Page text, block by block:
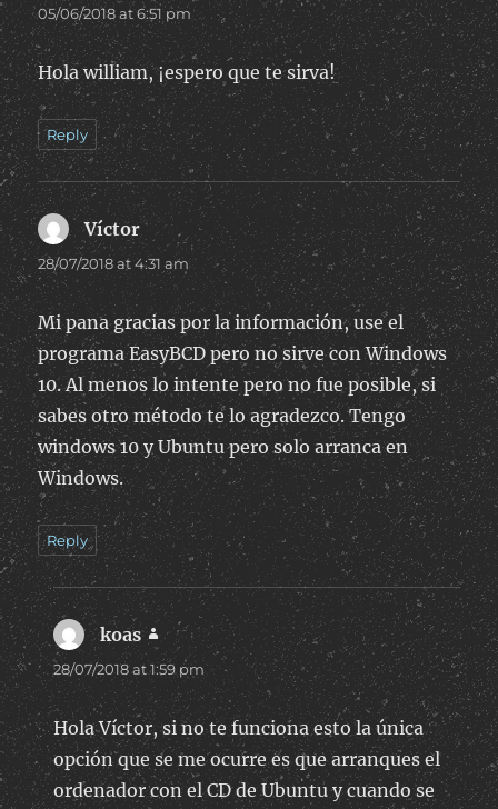
05/06/2018 at 6:51 pm
Hola william, ¡espero que te sirva!
Reply
Víctor says:
28/07/2018 at 4:31 am
Mi pana gracias por la información, use el
programa EasyBCD pero no sirve con Windows
10. Al menos lo intente pero no fue posible, si
sabes otro método te lo agradezco. Tengo
windows 10 y Ubuntu pero solo arranca en
Windows.
Reply
koas says:
28/07/2018 at 1:59 pm
Hola Víctor, si no te funciona esto la única
opción que se me ocurre es que arranques el
ordenador con el CD de Ubuntu y cuando se